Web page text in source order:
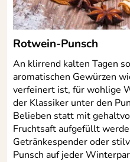
Rotwein-Punsch
An klirrend kalten Tagen
aromatischen Gewürzen
verfeinert ist, für wohlige
der Klassiker unter den
Belieben statt mit
Fruchtsaft aufgefüllt
Getränkespender oder
Punsch auf jeder